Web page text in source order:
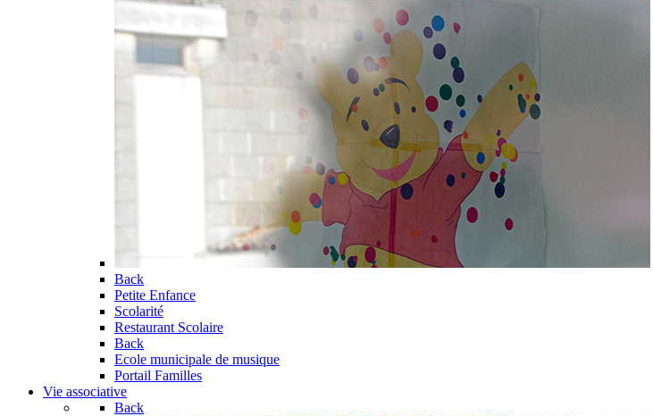
Back
Petite Enfance
Scolarité
Restaurant Scolaire
Back
Ecole municipale de musique
Portail Familles
Vie associative
Back